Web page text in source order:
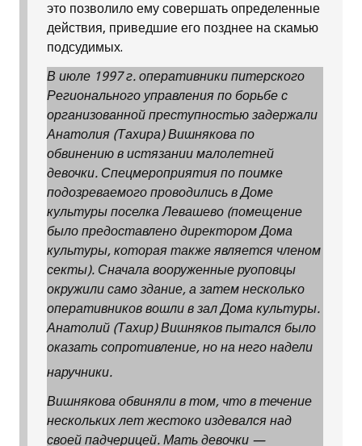
это позволило ему совершать определенные
действия, приведшие его позднее на скамью
подсудимых.
В июле 1997 г. оперативники питерского
Регионального управления по борьбе с
организованной преступностью задержали
Анатолия (Тахира) Вишнякова по
обвинению в истязании малолетней
девочки. Спецмероприятия по поимке
подозреваемого проводились в Доме
культуры поселка Левашево (помещение
было предоставлено директором Дома
культуры, которая также является членом
секты). Сначала вооруженные руоповцы
окружили само здание, а затем несколько
оперативников вошли в зал Дома культуры.
Анатолий (Тахир) Вишняков пытался было
оказать сопротивление, но на него надели
наручники.
Вишнякова обвиняли в том, что в течение
нескольких лет жестоко издевался над
своей падчерицей. Мать девочки —